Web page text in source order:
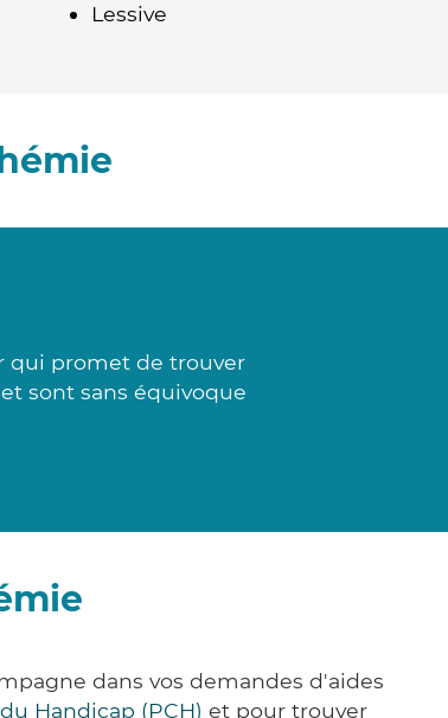
Lessive
qui promet de trouver
sont sans équivoque
dans vos demandes d'aides
Handicap (PCH) et pour trouver